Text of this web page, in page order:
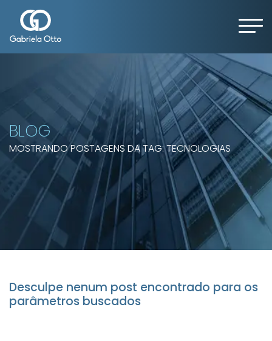
BLOG
MOSTRANDO POSTAGENS DA TAG: TECNOLOGIAS
Desculpe nenum post encontrado para os
parâmetros buscados